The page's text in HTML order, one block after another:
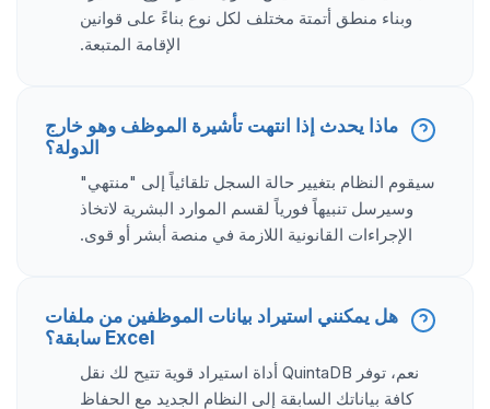
وبناء منطق أتمتة مختلف لكل نوع بناءً على قوانين
الإقامة المتبعة.
ماذا يحدث إذا انتهت تأشيرة الموظف وهو خارج
الدولة؟
سيقوم النظام بتغيير حالة السجل تلقائياً إلى "منتهي"
وسيرسل تنبيهاً فورياً لقسم الموارد البشرية لاتخاذ
الإجراءات القانونية اللازمة في منصة أبشر أو قوى.
هل يمكنني استيراد بيانات الموظفين من ملفات
Excel سابقة؟
نعم، توفر QuintaDB أداة استيراد قوية تتيح لك نقل
كافة بياناتك السابقة إلى النظام الجديد مع الحفاظ